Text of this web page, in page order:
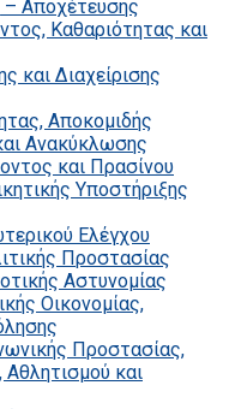
Αποχέτευσης
Καθαριότητας και
και Διαχείρισης
Αποκομιδής
Ανακύκλωσης
και Πρασίνου
Υποστήριξης
Ελέγχου
Προστασίας
Αστυνομίας
Οικονομίας,
Προστασίας,
Αθλητισμού και